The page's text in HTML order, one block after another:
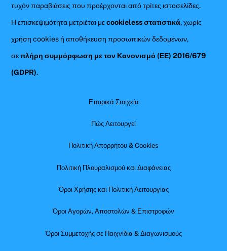
τυχόν παραβιάσεις που προέρχονται από τρίτες ιστοσελίδες.
Η επισκεψιμότητα μετριέται μεcookieless στατιστικά, χωρίς
χρήση cookies ή αποθήκευση προσωπικών δεδομένων,
σεπλήρη συμμόρφωση με τον Κανονισμό (ΕΕ) 2016/679
(GDPR).
Εταιρικά Στοιχεία
Πώς Λειτουργεί
Πολιτική Απορρήτου & Cookies
Πολιτική Πλουραλισμού και Διαφάνειας
Όροι Χρήσης και Πολιτική Λειτουργίας
Όροι Αγορών, Αποστολών & Επιστροφών
Όροι Συμμετοχής σε Παιχνίδια & Διαγωνισμούς